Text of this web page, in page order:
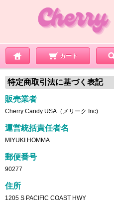
カート
特定商取引法に基づく表記
販売業者
Cherry Candy USA（メリーク Inc)
運営統括責任者名
MIYUKI HOMMA
郵便番号
90277
住所
1205 S PACIFIC COAST HWY